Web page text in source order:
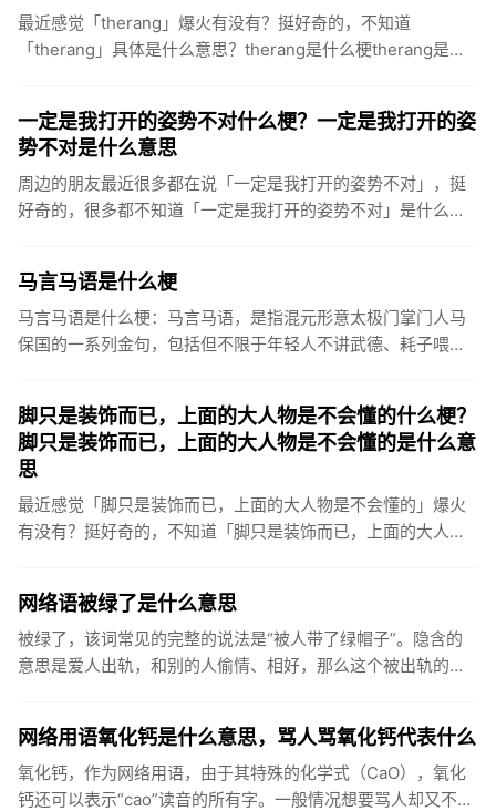
最近感觉「therang」爆火有没有？挺好奇的，不知道
「therang」具体是什么意思？therang是什么梗therang是什
一定是我打开的姿势不对什么梗？一定是我打开的姿
势不对是什么意思
周边的朋友最近很多都在说「一定是我打开的姿势不对」，挺
好奇的，很多都不知道「一定是我打开的姿势不对」是什么意
马言马语是什么梗
马言马语是什么梗：马言马语，是指混元形意太极门掌门人马
保国的一系列金句，包括但不限于年轻人不讲武德、耗子喂
脚只是装饰而已，上面的大人物是不会懂的什么梗？
脚只是装饰而已，上面的大人物是不会懂的是什么意
思
最近感觉「脚只是装饰而已，上面的大人物是不会懂的」爆火
有没有？挺好奇的，不知道「脚只是装饰而已，上面的大人物
网络语被绿了是什么意思
被绿了，该词常见的完整的说法是“被人带了绿帽子”。隐含的
意思是爱人出轨，和别的人偷情、相好，那么这个被出轨的一
网络用语氧化钙是什么意思，骂人骂氧化钙代表什么
氧化钙，作为网络用语，由于其特殊的化学式（CaO），氧化
钙还可以表示“cao”读音的所有字。一般情况想要骂人却又不想